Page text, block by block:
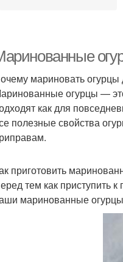
мариновать огурцы
огурцы —
как для
полезные свойства
приготовить
тем как приступить
маринованные